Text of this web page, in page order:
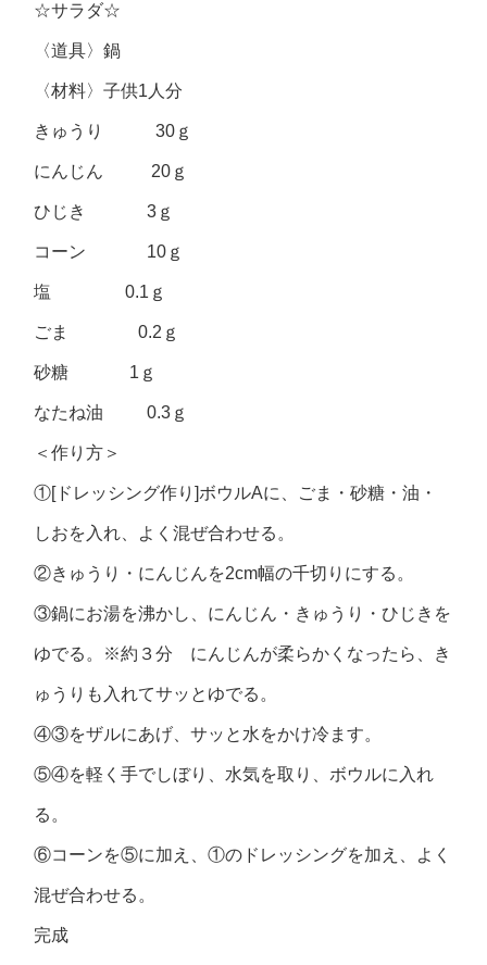
☆サラダ☆
〈道具〉鍋
〈材料〉子供1人分
きゅうり 30ｇ
にんじん 20ｇ
ひじき 3ｇ
コーン 10ｇ
塩 0.1ｇ
ごま 0.2ｇ
砂糖 1ｇ
なたね油 0.3ｇ
＜作り方＞
①[ドレッシング作り]ボウルAに、ごま・砂糖・油・
しおを入れ、よく混ぜ合わせる。
②きゅうり・にんじんを2cm幅の千切りにする。
③鍋にお湯を沸かし、にんじん・きゅうり・ひじきを
ゆでる。※約３分 にんじんが柔らかくなったら、き
ゅうりも入れてサッとゆでる。
④③をザルにあげ、サッと水をかけ冷ます。
⑤④を軽く手でしぼり、水気を取り、ボウルに入れ
る。
⑥コーンを⑤に加え、①のドレッシングを加え、よく
混ぜ合わせる。
完成